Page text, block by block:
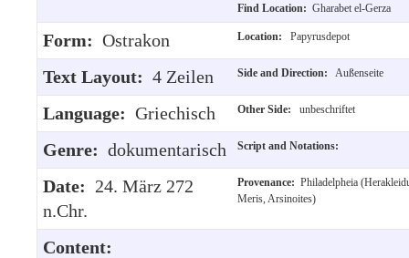
Find Location: Gharabet el-Gerza
Form: Ostrakon Location: Papyrusdepot
Text Layout: 4 Zeilen Side and Direction: Außenseite
Language: Griechisch Other Side: unbeschriftet
Genre: dokumentarisch Script and Notations:
Date: 24. März 272
n.Chr.
Provenance: Philadelpheia
Meris, Arsinoites)
Content: